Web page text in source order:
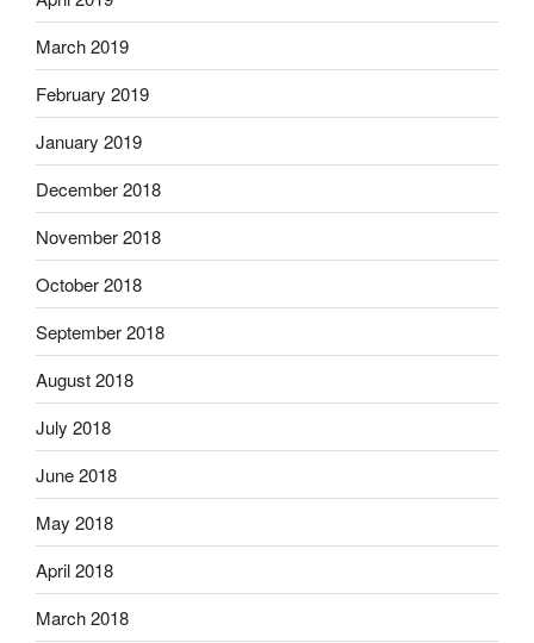
March 2019
February 2019
January 2019
December 2018
November 2018
October 2018
September 2018
August 2018
July 2018
June 2018
May 2018
April 2018
March 2018